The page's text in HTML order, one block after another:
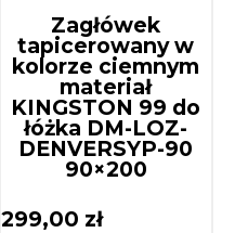
Zagłówek
tapicerowany w
kolorze ciemnym
materiał
KINGSTON 99 do
łóżka DM-LOZ-
DENVERSYP-90
90×200
299,00 zł